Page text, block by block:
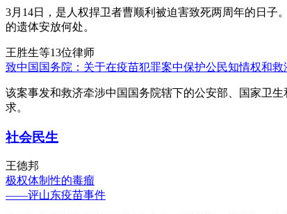
3月14日，是人权捍卫者曹顺利被迫害致死两周年的日
的遗体安放何处。
王胜生等13位律师
致中国国务院：关于在疫苗犯罪案中保护公民知情权和救
该案事发和救济牵涉中国国务院辖下的公安部、国家卫
求。
社会民生
王德邦
极权体制性的毒瘤
——评山东疫苗事件